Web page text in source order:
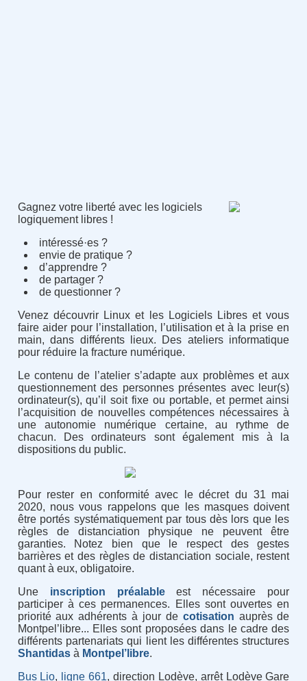
Gagnez votre liberté avec les logiciels
logiquement libres !
intéressé·es ?
envie de pratique ?
d’apprendre ?
de partager ?
de questionner ?
Venez découvrir Linux et les Logiciels Libres et vous
faire aider pour l’installation, l’utilisation et à la prise en
main, dans différents lieux. Des ateliers informatique
pour réduire la fracture numérique.
Le contenu de l’atelier s’adapte aux problèmes et aux
questionnement des personnes présentes avec leur(s)
ordinateur(s), qu’il soit fixe ou portable, et permet ainsi
l’acquisition de nouvelles compétences nécessaires à
une autonomie numérique certaine, au rythme de
chacun. Des ordinateurs sont également mis à la
dispositions du public.
Pour rester en conformité avec le décret du 31 mai
2020, nous vous rappelons que les masques doivent
être portés systématiquement par tous dès lors que les
règles de distanciation physique ne peuvent être
garanties. Notez bien que le respect des gestes
barrières et des règles de distanciation sociale, restent
quant à eux, obligatoire.
Une inscription préalableest nécessaire pour
participer à ces permanences. Elles sont ouvertes en
priorité aux adhérents à jour de cotisation auprès de
Montpel’libre... Elles sont proposées dans le cadre des
différents partenariats qui lient les différentes structures
Shantidasà Montpel’libre.
Bus Lio, ligne 661, direction Lodève, arrêt Lodève Gare